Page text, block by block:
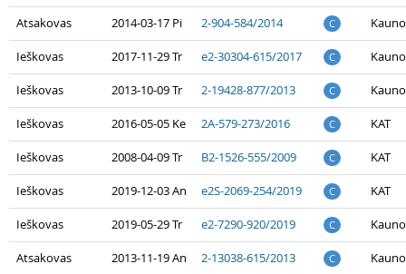
Atsakovas 2014-03-17 Pi 2-904-584/2014 C
Ieškovas 2017-11-29 Tr e2-30304-615/2017 C
Ieškovas 2013-10-09 Tr 2-19428-877/2013 C
Ieškovas 2016-05-05 Ke 2A-579-273/2016 C KAT
Ieškovas 2008-04-09 Tr B2-1526-555/2009 C KAT
Ieškovas 2019-12-03 An e2S-2069-254/2019 C KAT
Ieškovas 2019-05-29 Tr e2-7290-920/2019 C
Atsakovas 2013-11-19 An 2-13038-615/2013 C